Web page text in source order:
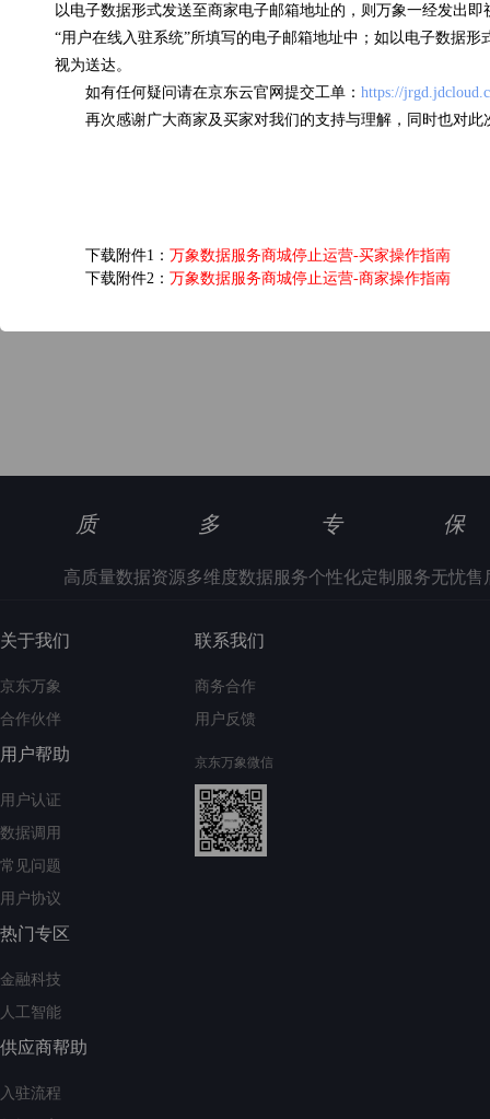
以电子数据形式发送至商家电子邮箱地址的，则万象一经发出
“用户在线入驻系统”所填写的电子邮箱地址中；如以电子数据
视为送达。
如有任何疑问请在京东云官网提交工单： https://
再次感谢广大商家及买家对我们的支持与理解，同时也对
下载附件1： 万象数据服务商城停止运营-买家操作指南
下载附件2： 万象数据服务商城停止运营-商家操作指南
浏览(1346) 评分(5)
质
高质量数据资源
多
多维度数据服务
专
个性化定制服务
保
无忧售
关于我们
京东万象
合作伙伴
用户帮助
用户认证
数据调用
常见问题
用户协议
热门专区
金融科技
人工智能
供应商帮助
入驻流程
联系我们
商务合作
用户反馈
京东万象微信